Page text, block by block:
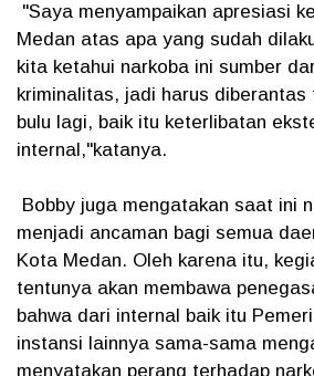
"Saya menyampaikan apresiasi
Medan atas apa yang sudah
kita ketahui narkoba ini sumber
kriminalitas, jadi harus diberantas
bulu lagi, baik itu keterlibatan
internal,"katanya.
Bobby juga mengatakan saat ini
menjadi ancaman bagi semua
Kota Medan. Oleh karena itu,
tentunya akan membawa
bahwa dari internal baik itu
instansi lainnya sama-sama
menyatakan perang terhadap